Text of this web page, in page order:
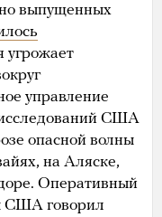
выпущенных
угрожает
управление
США
опасной волны
на Аляске,
Оперативный
США говорил